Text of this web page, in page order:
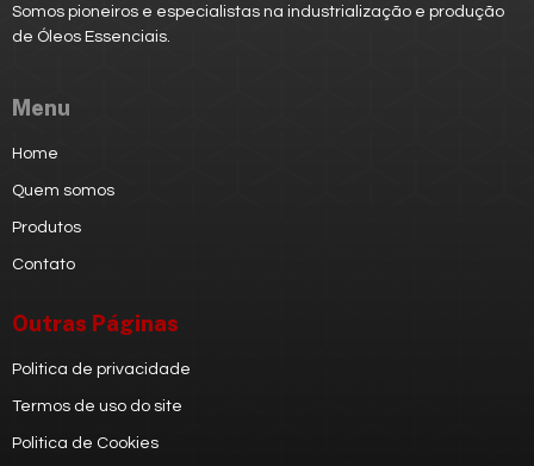
Somos pioneiros e especialistas na industrialização e produção
de Óleos Essenciais.
Menu
Home
Quem somos
Produtos
Contato
Outras Páginas
Politica de privacidade
Termos de uso do site
Politica de Cookies